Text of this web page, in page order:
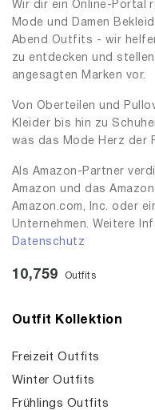
Wir dir ein Online-Portal
Mode und Damen
Abend Outfits - wir
zu entdecken und
angesagten Marken vor.
Von Oberteilen und
Kleider bis hin zu
was das Mode Herz der
Als Amazon-Partner
Amazon und das
Amazon.com, Inc. oder
Unternehmen. Weitere
Datenschutz
10,759 Outfits
Outfit Kollektion
Freizeit Outfits
Winter Outfits
Frühlings Outfits